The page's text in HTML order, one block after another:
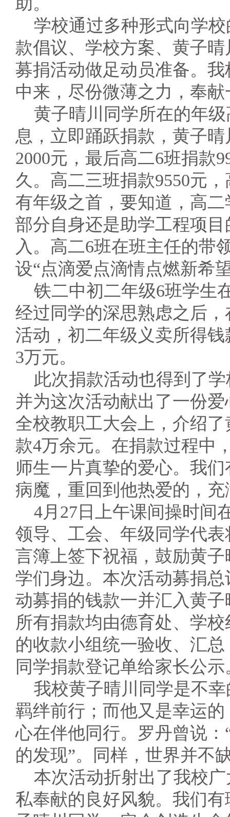
学校通过多种形式向学校
款倡议、学校方案、黄子
募捐活动做足动员准备。
中来，尽份微薄之力，奉
黄子晴川同学所在的年级
息，立即踊跃捐款，黄子
2000元，最后高二6班捐款
久。高二三班捐款9550元
有年级之首，要知道，高
部分自身还是助学工程项
入。高二6班在班主任的带
设“点滴爱点滴情点燃新希
铁二中初二年级6班学生
经过同学的深思熟虑之后
活动，初二年级义卖所得
3万元。
此次捐款活动也得到了学
并为这次活动献出了一份
全校教职工大会上，介绍
款4万余元。在捐款过程中
师生一片真挚的爱心。我
病魔，重回到他热爱的，
4月27日上午课间操时间
领导、工会、年级同学代
言簿上签下祝福，鼓励黄
学们身边。本次活动募捐总
动募捐的钱款一并汇入黄
所有捐款均由德育处、学
的收款小组统一验收、汇
同学捐款登记单给家长公示
我校黄子晴川同学是不幸
羁绊前行；而他又是幸运
心在伴他同行。罗丹曾说
的发现”。同样，世界并不
本次活动折射出了我校广
私奉献的良好风貌。我们